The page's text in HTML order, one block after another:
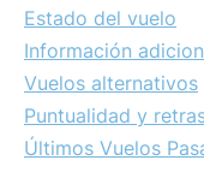
Estado del vuelo
Información
Vuelos alternativos
Puntualidad y
Últimos Vuelos